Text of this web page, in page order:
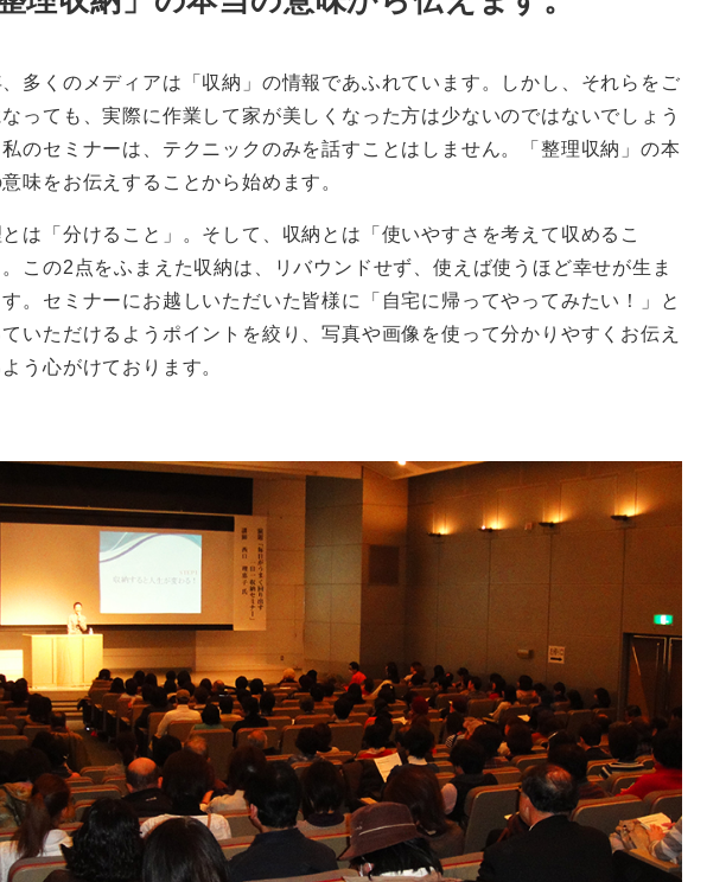
多くのメディアは「収納」の情報であふれています。しかし、それらをご
なっても、実際に作業して家が美しくなった方は少ないのではないでしょう
のセミナーは、テクニックのみを話すことはしません。「整理収納」の本
味をお伝えすることから始めます。
は「分けること」。そして、収納とは「使いやすさを考えて収めるこ
。この2点をふまえた収納は、リバウンドせず、使えば使うほど幸せが生ま
す。セミナーにお越しいただいた皆様に「自宅に帰ってやってみたい！」と
いただけるようポイントを絞り、写真や画像を使って分かりやすくお伝え
う心がけております。